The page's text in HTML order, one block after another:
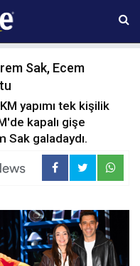
08:40
Sak, Ecem
yapımı tek kişilik
kapalı gişe
Sak galadaydı.